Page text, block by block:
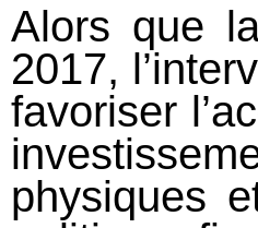
Alors que
2017,
favoriser
physiques